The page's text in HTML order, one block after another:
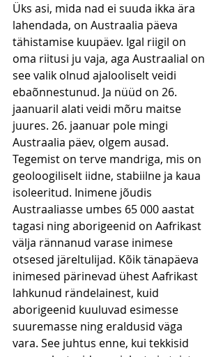
Üks asi, mida nad ei suuda ikka ära
lahendada, on Austraalia päeva
tähistamise kuupäev. Igal riigil on
oma riitusi ju vaja, aga Austraalial on
see valik olnud ajalooliselt veidi
ebaõnnestunud. Ja nüüd on 26.
jaanuaril alati veidi mõru maitse
juures. 26. jaanuar pole mingi
Austraalia päev, olgem ausad.
Tegemist on terve mandriga, mis on
geoloogiliselt iidne, stabiilne ja kaua
isoleeritud. Inimene jõudis
Austraaliasse umbes 65 000 aastat
tagasi ning aborigeenid on Aafrikast
välja rännanud varase inimese
otsesed järeltulijad. Kõik tänapäeva
inimesed pärinevad ühest Aafrikast
lahkunud rändelainest, kuid
aborigeenid kuuluvad esimesse
suuremasse ning eraldusid väga
vara. See juhtus enne, kui tekkisid